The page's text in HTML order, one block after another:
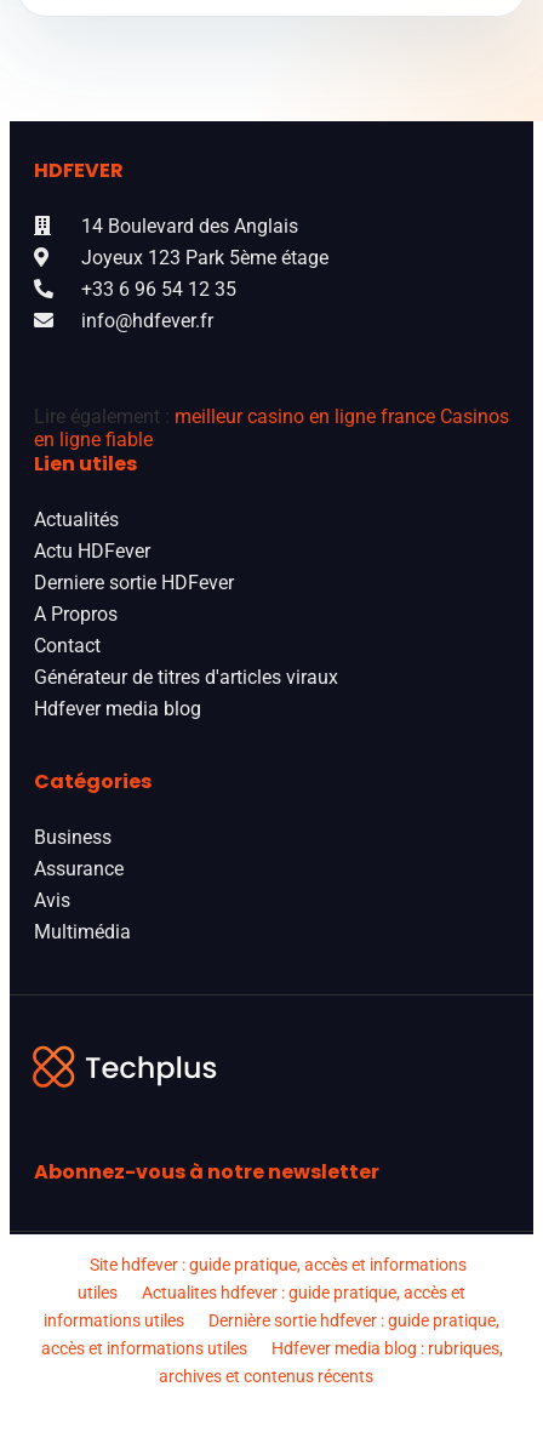
HDFEVER
14 Boulevard des Anglais
Joyeux 123 Park 5ème étage
+33 6 96 54 12 35
info@hdfever.fr
Lire également : meilleur casino en ligne france Casinos
en ligne fiable
Lien utiles
Actualités
Actu HDFever
Derniere sortie HDFever
A Propros
Contact
Générateur de titres d'articles viraux
Hdfever media blog
Catégories
Business
Assurance
Avis
Multimédia
Abonnez-vous à notre newsletter
Site hdfever : guide pratique, accès et informations
utiles
Actualites hdfever : guide pratique, accès et
informations utiles
Dernière sortie hdfever : guide pratique,
accès et informations utiles
Hdfever media blog : rubriques,
archives et contenus récents